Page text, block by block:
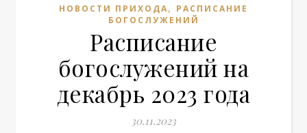
НОВОСТИ ПРИХОДА, РАСПИСАНИЕ
БОГОСЛУЖЕНИЙ
Расписание
богослужений на
декабрь 2023 года
30.11.2023